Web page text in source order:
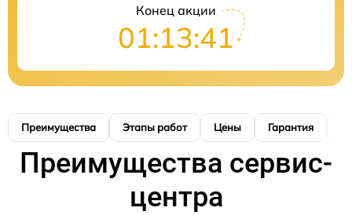
Конец акции
01:13:40
Преимущества Этапы работ Цены Гарантия
Преимущества сервис-
центра